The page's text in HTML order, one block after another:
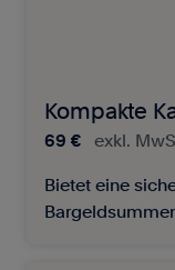
Kompakte
69 € exkl.
Bietet eine